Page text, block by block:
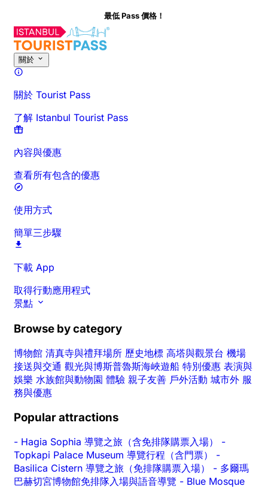
最低 Pass 價格！
關於
關於 Tourist Pass
了解 Istanbul Tourist Pass
內容與優惠
查看所有包含的優惠
使用方式
簡單三步驟
下載 App
取得行動應用程式
景點
Browse by category
博物館 清真寺與禮拜場所 歷史地標 高塔與觀景台 機場
接送與交通 觀光與博斯普魯斯海峽遊船 特別優惠 表演與
娛樂 水族館與動物園 體驗 親子友善 戶外活動 城市外 服
務與優惠
Popular attractions
- Hagia Sophia 導覽之旅（含免排隊購票入場） -
Topkapi Palace Museum 導覽行程（含門票） -
Basilica Cistern 導覽之旅（免排隊購票入場） - 多爾瑪
巴赫切宮博物館免排隊入場與語音導覽 - Blue Mosque